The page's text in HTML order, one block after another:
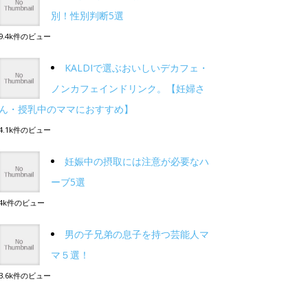
別！性別判断5選
件のビュー
KALDIで選ぶおいしいデカフェ・
ノンカフェインドリンク。【妊婦さ
・授乳中のママにおすすめ】
件のビュー
妊娠中の摂取には注意が必要なハ
ーブ5選
件のビュー
男の子兄弟の息子を持つ芸能人マ
マ５選！
件のビュー